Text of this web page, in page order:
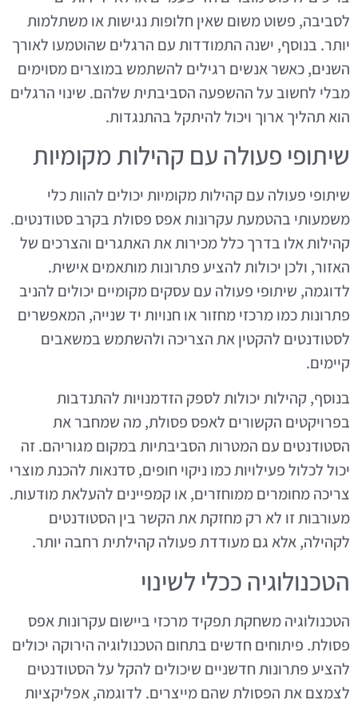
לסביבה, פשוט משום שאין חלופות נגישות או משתלמות
יותר. בנוסף, ישנה התמודדות עם הרגלים שהוטמעו לאורך
השנים, כאשר אנשים רגילים להשתמש במוצרים מסוימים
מבלי לחשוב על ההשפעה הסביבתית שלהם. שינוי הרגלים
הוא תהליך ארוך ויכול להיתקל בהתנגדות.
שיתופי פעולה עם קהילות מקומיות
שיתופי פעולה עם קהילות מקומיות יכולים להוות כלי
משמעותי בהטמעת עקרונות אפס פסולת בקרב סטודנטים.
קהילות אלו בדרך כלל מכירות את האתגרים והצרכים של
האזור, ולכן יכולות להציע פתרונות מותאמים אישית.
לדוגמה, שיתופי פעולה עם עסקים מקומיים יכולים להניב
פתרונות כמו מרכזי מחזור או חנויות יד שנייה, המאפשרים
לסטודנטים להקטין את הצריכה ולהשתמש במשאבים
קיימים.
בנוסף, קהילות יכולות לספק הזדמנויות להתנדבות
בפרויקטים הקשורים לאפס פסולת, מה שמחבר את
הסטודנטים עם המטרות הסביבתיות במקום מגוריהם. זה
יכול לכלול פעילויות כמו ניקוי חופים, סדנאות להכנת מוצרי
צריכה מחומרים ממוחזרים, או קמפיינים להעלאת מודעות.
מעורבות זו לא רק מחזקת את הקשר בין הסטודנטים
לקהילה, אלא גם מעודדת פעולה קהילתית רחבה יותר.
הטכנולוגיה ככלי לשינוי
הטכנולוגיה משחקת תפקיד מרכזי ביישום עקרונות אפס
פסולת. פיתוחים חדשים בתחום הטכנולוגיה הירוקה יכולים
להציע פתרונות חדשניים שיכולים להקל על הסטודנטים
לצמצם את הפסולת שהם מייצרים. לדוגמה, אפליקציות